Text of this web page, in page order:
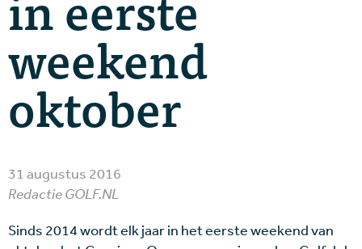
weekend
oktober
31 augustus 2016
Redactie GOLF.NL
Sinds 2014 wordt elk jaar in het eerste weekend van